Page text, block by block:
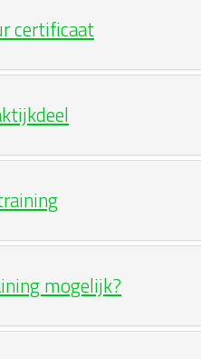
certificaat
mogelijk?